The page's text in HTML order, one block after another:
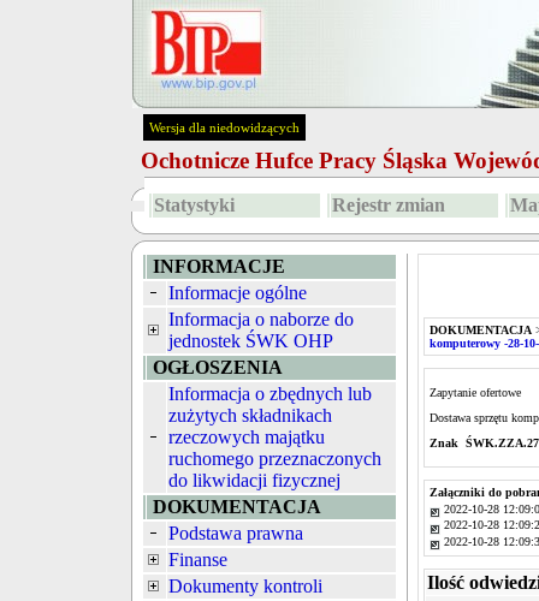
Wersja dla niedowidzących
Ochotnicze Hufce Pracy Śląska
Statystyki Rejestr zmian
INFORMACJE
Informacje ogólne
Informacja o naborze do
jednostek ŚWK OHP
OGŁOSZENIA
Informacja o zbędnych lub
zużytych składnikach
rzeczowych majątku
ruchomego przeznaczonych
do likwidacji fizycznej
DOKUMENTACJA
Podstawa prawna
Finanse
Dokumenty kontroli
DOKUMENTACJA
komputerowy -28-
Zapytanie ofertowe
Dostawa sprzętu
Znak
Załączniki do
2022-10-28
2022-10-28
2022-10-28
Ilość